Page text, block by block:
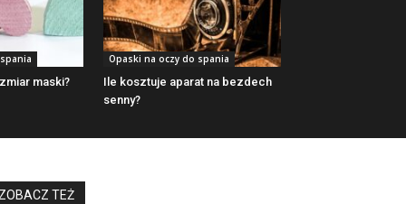
maski?
Opaski na oczy do spania
Ile kosztuje aparat na bezdech
senny?
ZOBACZ TEŻ